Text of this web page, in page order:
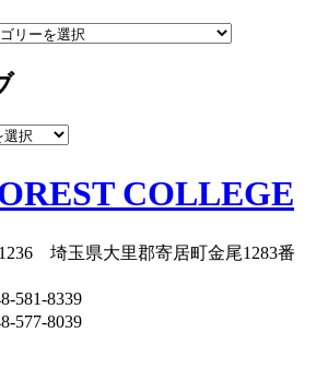
COLLEGE
埼玉県大里郡寄居町金尾1283番
581-8339
577-8039